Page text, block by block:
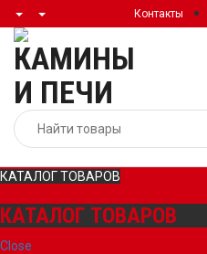
Контакты
КАТАЛОГ ТОВАРОВ
КАТАЛОГ ТОВАРОВ
Close